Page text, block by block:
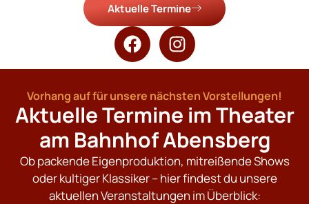
Aktuelle Termine
Vorhang auf für unsere nächsten Vorstellungen!
Aktuelle Termine im Theater
am Bahnhof Abensberg
Ob packende Eigenproduktion, mitreißende Shows
oder kultiger Klassiker – hier findest du unsere
aktuellen Veranstaltungen im Überblick: